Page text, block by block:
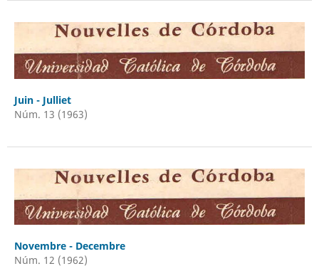
Juin - Julliet
Núm. 13 (1963)
Novembre - Decembre
Núm. 12 (1962)